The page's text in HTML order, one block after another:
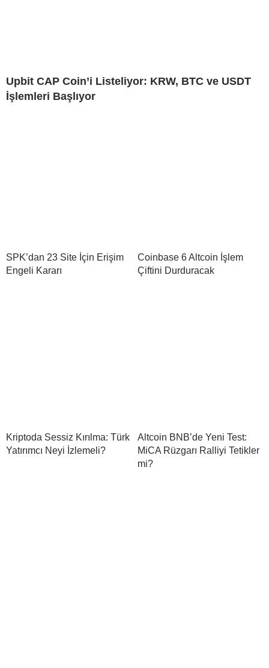
Upbit CAP Coin’i Listeliyor: KRW, BTC ve USDT
İşlemleri Başlıyor
SPK’dan 23 Site İçin Erişim
Engeli Kararı
Coinbase 6 Altcoin İşlem
Çiftini Durduracak
Kriptoda Sessiz Kırılma: Türk
Yatırımcı Neyi İzlemeli?
Altcoin BNB’de Yeni Test:
MiCA Rüzgarı Ralliyi Tetikler
mi?